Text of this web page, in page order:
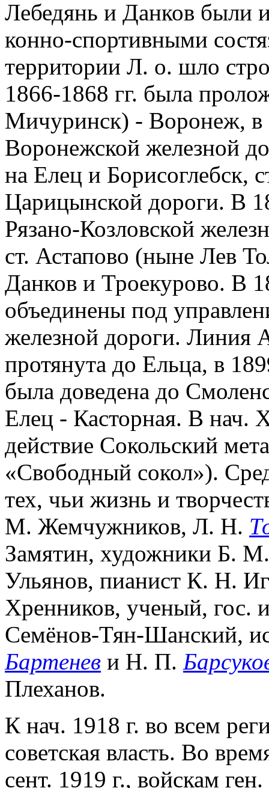
Лебедянь и Данков были
конно-спортивными
территории Л. о. шло
1866-1868 гг. была
Мичуринск) - Воронеж, в
Воронежской железной
на Елец и Борисоглебск,
Царицынской дороги. В
Рязано-Козловской
ст. Астапово (ныне Лев
Данков и Троекурово. В
объединены под
железной дороги. Линия
протянута до Ельца, в
была доведена до
Елец - Касторная. В нач.
действие Сокольский
«Свободный сокол»).
тех, чьи жизнь и
М. Жемчужников, Л. Н.
Замятин, художники Б.
Ульянов, пианист К. Н.
Хренников, ученый, гос.
Семёнов-Тян-Шанский,
Бартенев и Н. П.
Плеханов.
К нач. 1918 г. во всем
советская власть. Во
сент. 1919 г., войскам